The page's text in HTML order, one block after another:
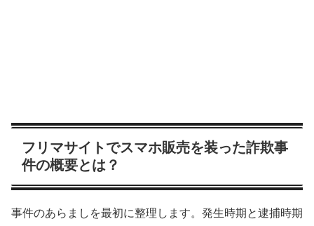
フリマサイトでスマホ販売を装った詐欺事
件の概要とは？
事件のあらましを最初に整理します。発生時期と逮捕時期